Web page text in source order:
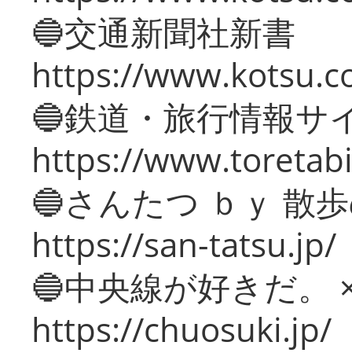
🔵交通新聞社新書
https://
🔵鉄道・旅行情報サ
https://
🔵さんたつ ｂｙ 散
https://san-tatsu.jp/
🔵中央線が好きだ。
https://chuosuki.jp/